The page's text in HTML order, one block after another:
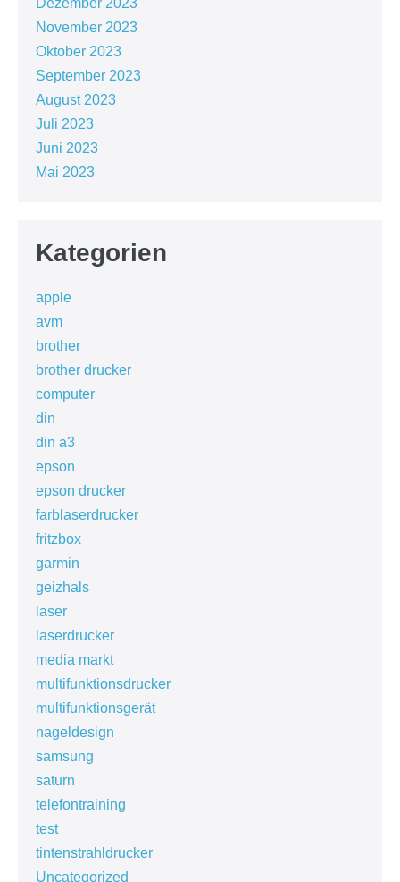
Dezember 2023
November 2023
Oktober 2023
September 2023
August 2023
Juli 2023
Juni 2023
Mai 2023
Kategorien
apple
avm
brother
brother drucker
computer
din
din a3
epson
epson drucker
farblaserdrucker
fritzbox
garmin
geizhals
laser
laserdrucker
media markt
multifunktionsdrucker
multifunktionsgerät
nageldesign
samsung
saturn
telefontraining
test
tintenstrahldrucker
Uncategorized